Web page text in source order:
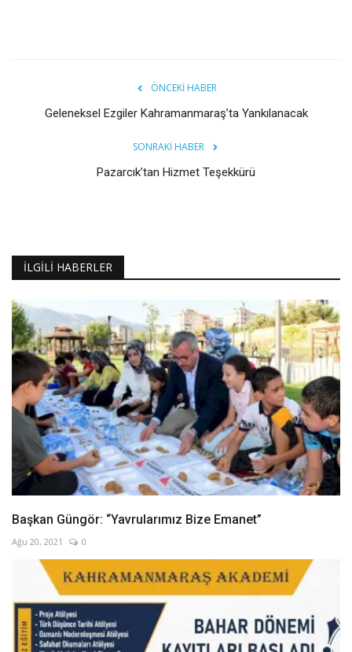
ÖNCEKI HABER
Geleneksel Ezgiler Kahramanmaraş’ta Yankılanacak
SONRAKI HABER
Pazarcık’tan Hizmet Teşekkürü
İLGILI HABERLER
Başkan Güngör: “Yavrularımız Bize Emanet”
Ağu 20, 2021 0